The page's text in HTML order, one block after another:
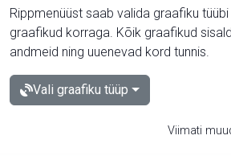
Rippmenüüst saab valida graafiku
graafikud korraga. Kõik graafikud
andmeid ning uuenevad kord tunnis.
Vali graafiku tüüp
Viimati